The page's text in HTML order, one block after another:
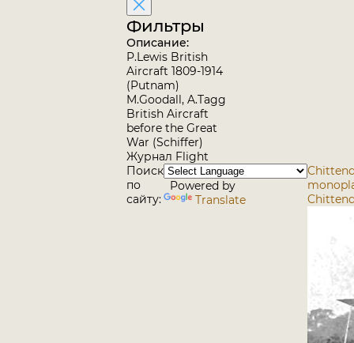
Фильтры
Описание:
P.Lewis British
Aircraft 1809-1914
(Putnam)
M.Goodall, A.Tagg
British Aircraft
before the Great
War (Schiffer)
Журнал Flight
Поиск
по
сайту:
Powered by
Translate